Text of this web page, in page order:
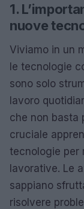
1.
nuove
Viviamo in un
le tecnologie
sono solo
lavoro
che non basta
cruciale
tecnologie per
lavorative. Le
sappiano
risolvere